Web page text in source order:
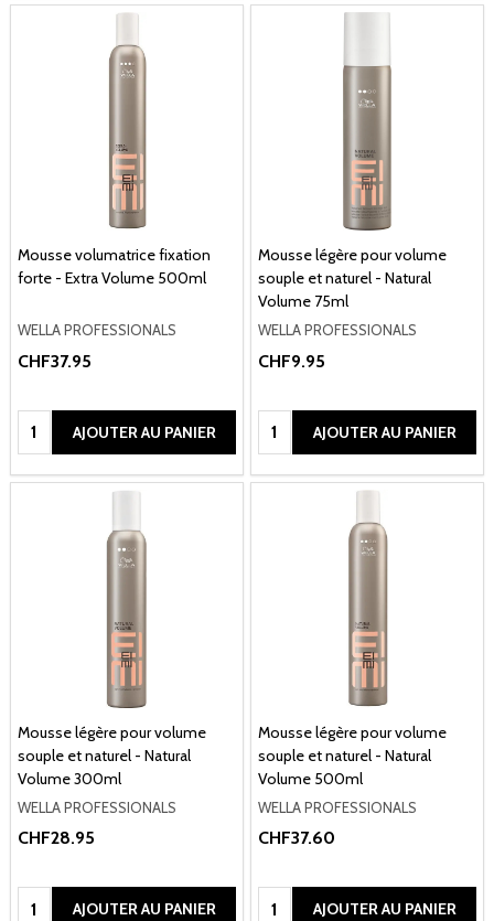
Mousse volumatrice fixation
forte - Extra Volume 500ml
WELLA PROFESSIONALS
CHF37.95
Quantité:AJOUTER AU PANIER
Mousse légère pour volume
souple et naturel - Natural
Volume 75ml
WELLA PROFESSIONALS
CHF9.95
Quantité:AJOUTER AU PANIER
Mousse légère pour volume
souple et naturel - Natural
Volume 300ml
WELLA PROFESSIONALS
CHF28.95
Quantité:AJOUTER AU PANIER
Mousse légère pour volume
souple et naturel - Natural
Volume 500ml
WELLA PROFESSIONALS
CHF37.60
Quantité:AJOUTER AU PANIER